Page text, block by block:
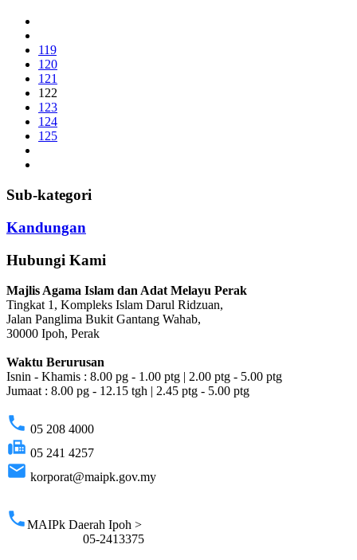
119
120
121
122
123
124
125
Sub-kategori
Kandungan
Hubungi Kami
Majlis Agama Islam dan Adat Melayu Perak
Tingkat 1, Kompleks Islam Darul Ridzuan,
Jalan Panglima Bukit Gantang Wahab,
30000 Ipoh, Perak
Waktu Berurusan
Isnin - Khamis : 8.00 pg - 1.00 ptg | 2.00 ptg - 5.00 ptg
Jumaat : 8.00 pg - 12.15 tgh | 2.45 ptg - 5.00 ptg
phone 05 208 4000
fax 05 241 4257
email korporat@maipk.gov.my
phoneMAIPk Daerah Ipoh >
05-2413375